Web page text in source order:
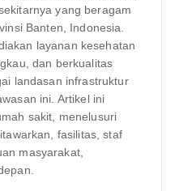
yang beragam
Banten, Indonesia.
layanan kesehatan
dan berkualitas
landasan infrastruktur
ini. Artikel ini
sakit, menelusuri
fasilitas, staf
masyarakat,